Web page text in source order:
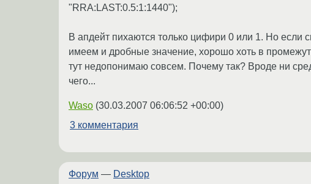
"RRA:LAST:0.5:1:1440");
В апдейт пихаются только цифири 0 или 1. Но если
имеем и дробные значение, хорошо хоть в
тут недопонимаю совсем. Почему так? Вроде ни
чего...
Waso (30.03.2007 06:06:52 +00:00)
3 комментария
Форум — Desktop